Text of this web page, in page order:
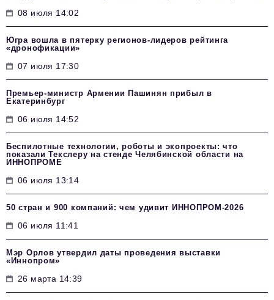
08 июля 14:02
Югра вошла в пятерку регионов-лидеров рейтинга
«дронофикации»
07 июля 17:30
Премьер-министр Армении Пашинян прибыл в
Екатеринбург
06 июля 14:52
Беспилотные технологии, роботы и экопроекты: что
показали Текслеру на стенде Челябинской области на
ИННОПРОМЕ
06 июля 13:14
50 стран и 900 компаний: чем удивит ИННОПРОМ‑2026
06 июля 11:41
Мэр Орлов утвердил даты проведения выставки
«Иннопром»
26 марта 14:39